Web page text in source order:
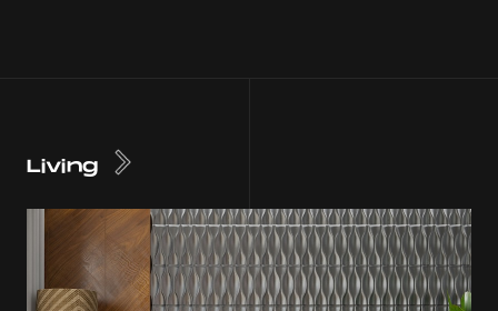
Living